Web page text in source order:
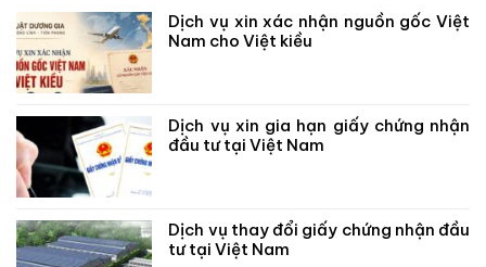
Dịch vụ xin xác nhận nguồn gốc Việt
Nam cho Việt kiều
Dịch vụ xin gia hạn giấy chứng nhận
đầu tư tại Việt Nam
Dịch vụ thay đổi giấy chứng nhận đầu
tư tại Việt Nam